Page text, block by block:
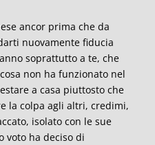
ancor prima che da
nuovamente fiducia
soprattutto a te, che
non ha funzionato nel
a casa piuttosto che
la colpa agli altri, credimi,
isolato con le sue
voto ha deciso di